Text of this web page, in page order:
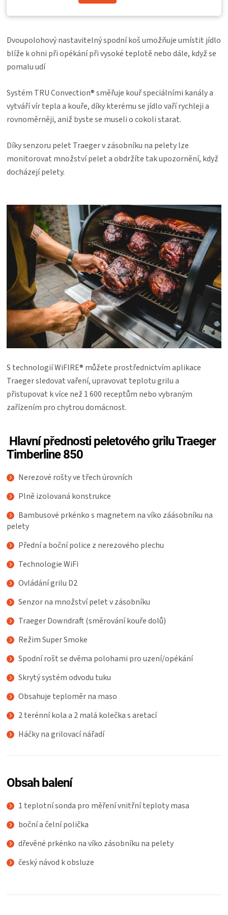
Dvoupolohový nastavitelný spodní koš umožňuje umístit jídlo
blíže k ohni při opékání při vysoké teplotě nebo dále, když se
pomalu udí
Systém TRU Convection® směřuje kouř speciálními kanály a
vytváří vír tepla a kouře, díky kterému se jídlo vaří rychleji a
rovnoměrněji, aniž byste se museli o cokoli starat.
Díky senzoru pelet Traeger v zásobníku na pelety lze
monitorovat množství pelet a obdržíte tak upozornění, když
docházejí pelety.
S technologií WiFIRE® můžete prostřednictvím aplikace
Traeger sledovat vaření, upravovat teplotu grilu a
přistupovat k více než 1 600 receptům nebo vybraným
zařízením pro chytrou domácnost.
Hlavní přednosti peletového grilu Traeger
Timberline 850
Nerezové rošty ve třech úrovních
Plně izolovaná konstrukce
Bambusové prkénko s magnetem na víko záásobníku na
pelety
Přední a boční police z nerezového plechu
Technologie WiFi
Ovládání grilu D2
Senzor na množství pelet v zásobníku
Traeger Downdraft (směrování kouře dolů)
Režim Super Smoke
Spodní rošt se dvěma polohami pro uzení/opékání
Skrytý systém odvodu tuku
Obsahuje teploměr na maso
2 terénní kola a 2 malá kolečka s aretací
Háčky na grilovací nářadí
Obsah balení
1 teplotní sonda pro měření vnitřní teploty masa
boční a čelní polička
dřevěné prkénko na víko zásobníku na pelety
český návod k obsluze